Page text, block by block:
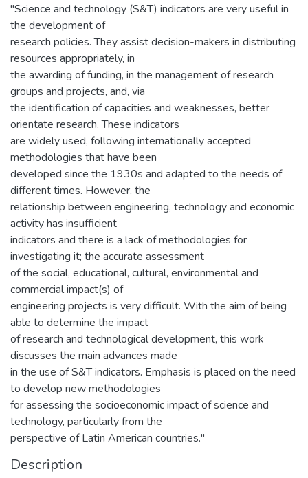
"Science and technology (S&T) indicators are very useful in
the development of
research policies. They assist decision-makers in distributing
resources appropriately, in
the awarding of funding, in the management of research
groups and projects, and, via
the identification of capacities and weaknesses, better
orientate research. These indicators
are widely used, following internationally accepted
methodologies that have been
developed since the 1930s and adapted to the needs of
different times. However, the
relationship between engineering, technology and economic
activity has insufficient
indicators and there is a lack of methodologies for
investigating it; the accurate assessment
of the social, educational, cultural, environmental and
commercial impact(s) of
engineering projects is very difficult. With the aim of being
able to determine the impact
of research and technological development, this work
discusses the main advances made
in the use of S&T indicators. Emphasis is placed on the need
to develop new methodologies
for assessing the socioeconomic impact of science and
technology, particularly from the
perspective of Latin American countries."
Description